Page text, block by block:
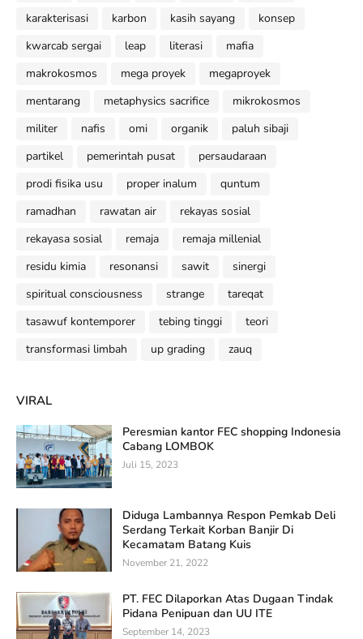
karakterisasi
karbon kasih sayang
konsep
kwarcab sergai
leap literasi
mafia
makrokosmos
mega proyek
megaproyek
mentarang
metaphysics sacrifice
mikrokosmos
militer
nafis omi organik
paluh sibaji
partikel
pemerintah pusat
persaudaraan
prodi fisika usu
proper inalum
quntum
ramadhan
rawatan air
rekayas sosial
rekayasa sosial
remaja
remaja millenial
residu kimia
resonansi sawit
sinergi
spiritual consciousness
strange
tareqat
tasawuf kontemporer
tebing tinggi
teori
transformasi limbah
up grading zauq
VIRAL
Peresmian kantor FEC shopping Indonesia
Cabang LOMBOK
Juli 15, 2023
Diduga Lambannya Respon Pemkab Deli
Serdang Terkait Korban Banjir Di
Kecamatam Batang Kuis
November 21, 2022
PT. FEC Dilaporkan Atas Dugaan Tindak
Pidana Penipuan dan UU ITE
September 14, 2023